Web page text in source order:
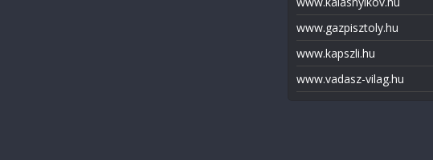
www.gazpisztoly.hu
www.kapszli.hu
www.vadasz-vilag.hu